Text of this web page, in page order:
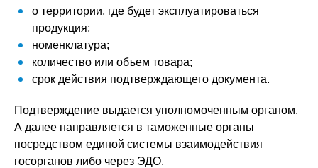
о территории, где будет эксплуатироваться
продукция;
номенклатура;
количество или объем товара;
срок действия подтверждающего документа.
Подтверждение выдается уполномоченным органом.
А далее направляется в таможенные органы
посредством единой системы взаимодействия
госорганов либо через ЭДО.